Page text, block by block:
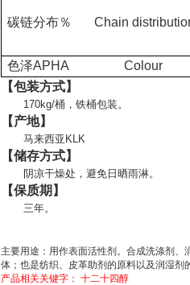
碳链分布％ Chain
色泽APHA Colour
【包装方式】
170kg/桶，铁桶包装。
【产地】
马来西亚KLK
【储存方式】
阴凉干燥处，避免日晒雨淋。
【保质期】
三年。
主要用途：用作表面活性剂。合成洗涤剂
体；也是纺织、皮革助剂的原料以及润湿
产品相关关键字： 十二十四醇